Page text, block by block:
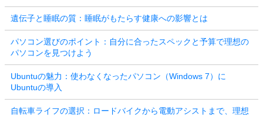
遺伝子と睡眠の質：睡眠がもたらす健康への影響とは
パソコン選びのポイント：自分に合ったスペックと予算で理想の
パソコンを見つけよう
Ubuntuの魅力：使わなくなったパソコン（Windows 7）に
Ubuntuの導入
自転車ライフの選択：ロードバイクから電動アシストまで、理想